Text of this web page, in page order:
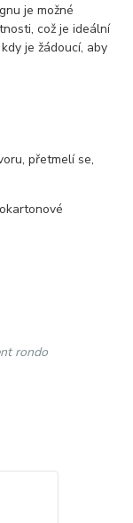
je možné
což je ideální
je žádoucí, aby
přetmelí se,
rondo